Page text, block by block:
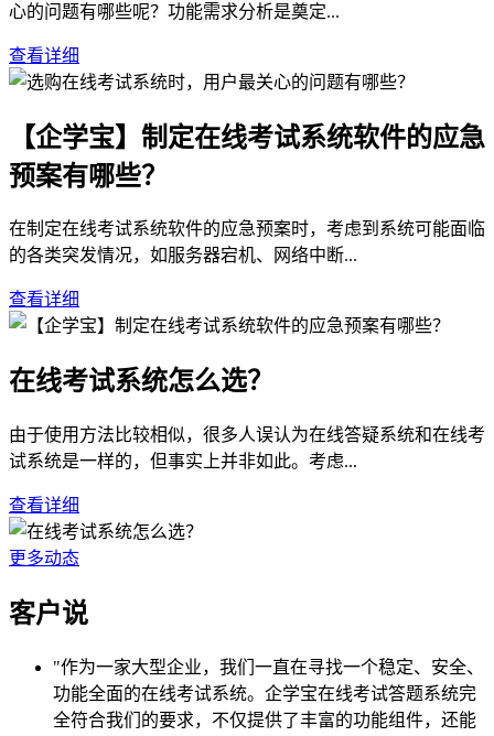
心的问题有哪些呢？功能需求分析是奠定...
查看详细
【企学宝】制定在线考试系统软件的应急
预案有哪些？
在制定在线考试系统软件的应急预案时，考虑到系统可能面临
的各类突发情况，如服务器宕机、网络中断...
查看详细
在线考试系统怎么选？
由于使用方法比较相似，很多人误认为在线答疑系统和在线考
试系统是一样的，但事实上并非如此。考虑...
查看详细
更多动态
客户说
"作为一家大型企业，我们一直在寻找一个稳定、安全、
功能全面的在线考试系统。企学宝在线考试答题系统完
全符合我们的要求，不仅提供了丰富的功能组件，还能